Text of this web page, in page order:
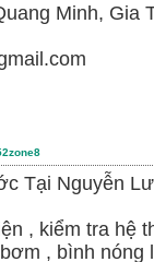
Minh, Gia
Tại Nguyễn
, kiểm tra hệ
, bình nóng